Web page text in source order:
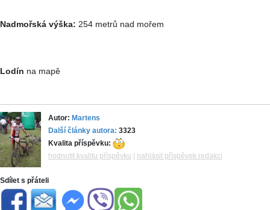
Nadmořská výška: 254 metrů nad mořem
Lodín na mapě
Autor: Martens
Další články autora: 3323
Kvalita příspěvku:
hodnotit kvalitu příspěvku
nahlásit příspěvek redakci
Sdílet s přáteli